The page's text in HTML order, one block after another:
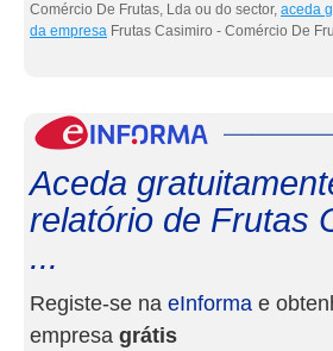
Comércio De Frutas, Lda ou do sector, aceda
da empresa Frutas Casimiro - Comércio De
Aceda
relatório de Frutas
...
Registe-se na eInforma e
empresa grátis